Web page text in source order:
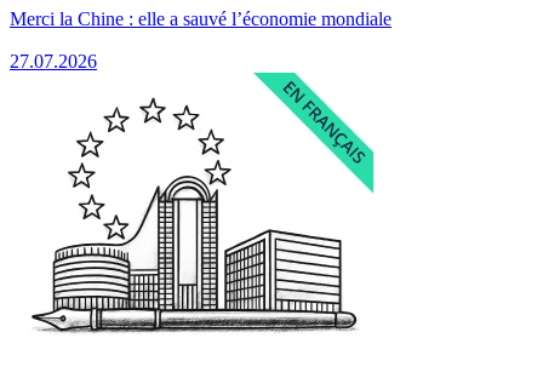
Merci la Chine : elle a sauvé l’économie mondiale
27.07.2026